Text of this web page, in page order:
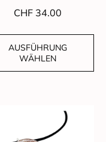
CHF34.00
AUSFÜHRUNG
WÄHLEN